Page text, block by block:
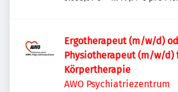
Ergotherapeut (m/w/d)
Physiotherapeut (m/w/d)
Körpertherapie
AWO Psychiatriezentrum